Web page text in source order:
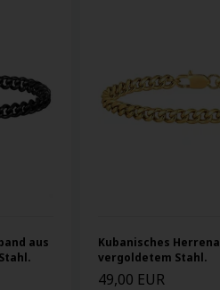
aus
Kubanisches
vergoldetem Stahl.
49,00 EUR